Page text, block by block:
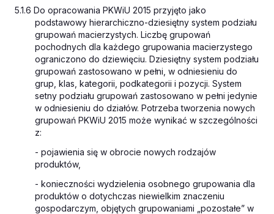
5.1.6 Do opracowania PKWiU 2015 przyjęto jako
podstawowy hierarchiczno-dziesiętny system podziału
grupowań macierzystych. Liczbę grupowań
pochodnych dla każdego grupowania macierzystego
ograniczono do dziewięciu. Dziesiętny system podziału
grupowań zastosowano w pełni, w odniesieniu do
grup, klas, kategorii, podkategorii i pozycji. System
setny podziału grupowań zastosowano w pełni jedynie
w odniesieniu do działów. Potrzeba tworzenia nowych
grupowań PKWiU 2015 może wynikać w szczególności
z:
- pojawienia się w obrocie nowych rodzajów
produktów,
- konieczności wydzielenia osobnego grupowania dla
produktów o dotychczas niewielkim znaczeniu
gospodarczym, objętych grupowaniami „pozostałe” w